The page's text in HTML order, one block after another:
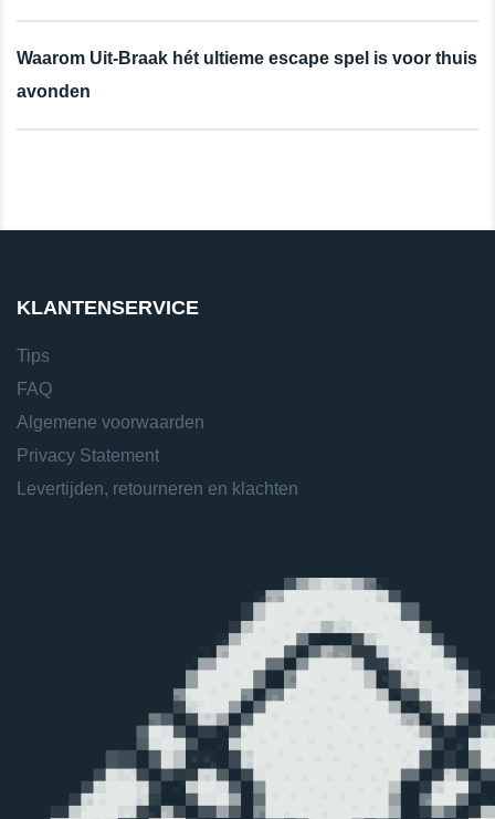
Waarom Uit-Braak hét ultieme escape spel is voor thuis
avonden
KLANTENSERVICE
Tips
FAQ
Algemene voorwaarden
Privacy Statement
Levertijden, retourneren en klachten